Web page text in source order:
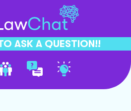
ASK A QUESTION!!
Rights